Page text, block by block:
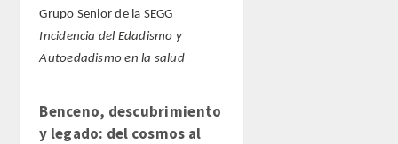
Grupo Senior de la SEGG
Incidencia del Edadismo y
Autoedadismo en la salud
Benceno, descubrimiento
y legado: del cosmos al